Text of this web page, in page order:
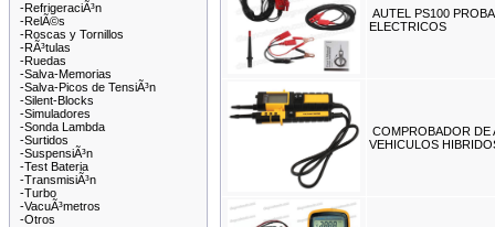
-RefrigeraciÃ³n
-RelÃ©s
-Roscas y Tornillos
-RÃ³tulas
-Ruedas
-Salva-Memorias
-Salva-Picos de TensiÃ³n
-Silent-Blocks
-Simuladores
-Sonda Lambda
-Surtidos
-SuspensiÃ³n
-Test Bateria
-TransmisiÃ³n
-Turbo
-VacuÃ³metros
-Otros
AUTEL PS100
ELECTRICOS
COMPROBADOR DE
VEHICULOS